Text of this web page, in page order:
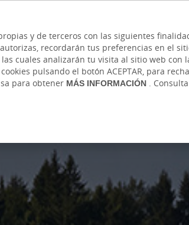
y de terceros con las siguientes
recordarán tus preferencias en el
cuales analizarán tu visita al sitio web
pulsando el botón ACEPTAR, para
para obtener MÁS INFORMACIÓN. Consulta
AUTÓNOMOS Y